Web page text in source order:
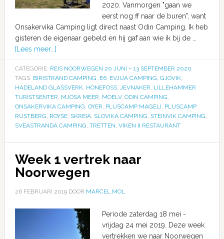
2020. Vanmorgen "gaan we
eerst nog ff naar de buren", want
Onsakervika Camping ligt direct naast Odin Camping. Ik heb
gisteren de eigenaar gebeld en hij gaf aan wie ik bij de …
[Lees meer...]
CATEGORIE: REIS NOORWEGEN 20 JUNI – 13 SEPTEMBER 2020
TAGS: BIRISTRAND CAMPING, E6, EVJUA CAMPING, GJOVIK,
HADELAND GLASSVERK, HONEFOSS, JEVNAKER, LILLEHAMMER
TURISTSENTER, MJOSA MEER, MOELV, ODIN CAMPING,
ONSAKERVIKA CAMPING, OYER, PLUSCAMP MAGELI, PLUSCAMP
RUSTBERG, ROYSE, SKREIA, SLOVIKA CAMPING, STEINVIK CAMPING,
SVEASTRANDA CAMPING, TRETTEN, VIKEN II RESTAURANT
Week 1 vertrek naar
Noorwegen
26 FEBRUARI 2019DOOR MARCEL MOL
Periode zaterdag 18 mei -
vrijdag 24 mei 2019. Deze week
vertrekken we naar Noorwegen